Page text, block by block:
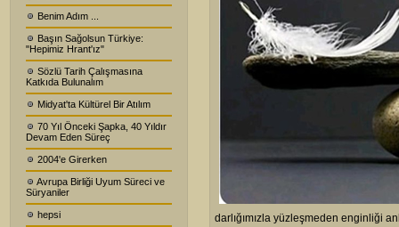
Benim Adım ...
Başın Sağolsun Türkiye:
"Hepimiz Hrant'ız"
Sözlü Tarih Çalışmasına
Katkıda Bulunalım
Midyat'ta Kültürel Bir Atılım
70 Yıl Önceki Şapka, 40 Yıldır
Devam Eden Süreç
2004'e Girerken
Avrupa Birliği Uyum Süreci ve
Süryaniler
hepsi
darlığımızla yüzleşmeden enginliği